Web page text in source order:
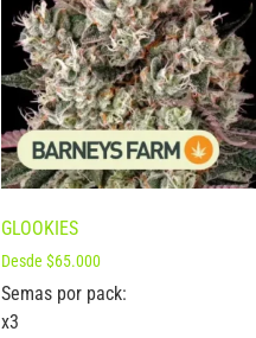
GLOOKIES
Desde $65.000
Semas por pack:
x3